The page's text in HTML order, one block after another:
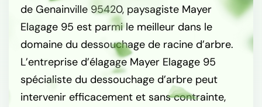
de Genainville 95420, paysagiste Mayer
Elagage 95 est parmi le meilleur dans le
domaine du dessouchage de racine d’arbre.
L’entreprise d’élagage Mayer Elagage 95
spécialiste du dessouchage d’arbre peut
intervenir efficacement et sans contrainte,